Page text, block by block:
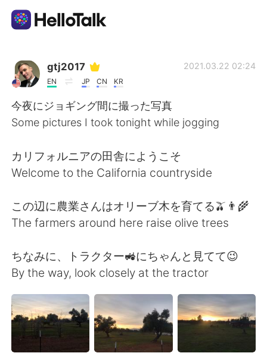
Aplicativo de troca de idioma
Português
English 简体中文
繁體中文 Español
Deutsch 日本語
한국어
ไทย Indonesia
gtj2017
EN JP CN KR
2021.03.22 02:24
今夜にジョギング間に撮った写真
Some pictures I took tonight while jogging
カリフォルニアの田舎にようこそ
Welcome to the California countryside
この辺に農業さんはオリーブ木を育てる🫒👨‍🌾
The farmers around here raise olive trees
ちなみに、トラクター🚜にちゃんと見てて😉
By the way, look closely at the tractor